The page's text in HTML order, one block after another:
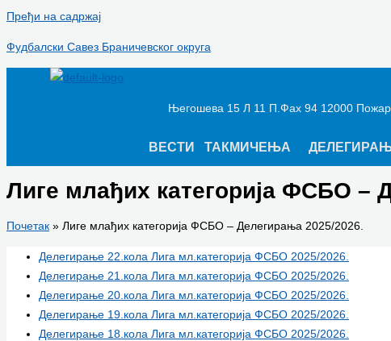
Пређи на садржај
Фудбалски Савез Браничевског округа
Његошева 15 Л 11 П.Фах 94 12000
ВЕСТИ ТАКМИЧЕЊА
Лиге млађих категорија ФСБО –
Почетак Лиге млађих категорија ФСБО – Делегирања 2025/2026.
Делегирање 22.кола Лига мл.категорија ФСБО 2025/2026.
Делегирање 21.кола Лига мл.категорија ФСБО 2025/2026.
Делегирање 20.кола Лига мл.категорија ФСБО 2025/2026.
Делегирање 19.кола Лига мл.категорија ФСБО 2025/2026.
Делегирање 18.кола Лига мл.категорија ФСБО 2025/2026.